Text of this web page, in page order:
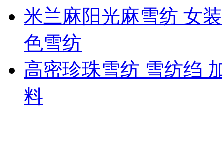
米兰麻阳光麻雪纺 女
色雪纺
高密珍珠雪纺 雪纺绉
料